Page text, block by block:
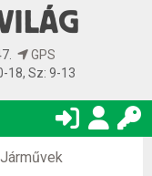
GPS
18, Sz: 9-13